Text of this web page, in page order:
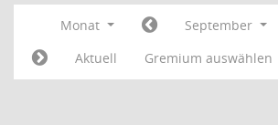
Monat September
Aktuell
Gremium auswählen